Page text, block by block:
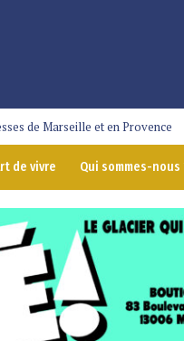
de Marseille et en Provence
de vivre Qui sommes-nous